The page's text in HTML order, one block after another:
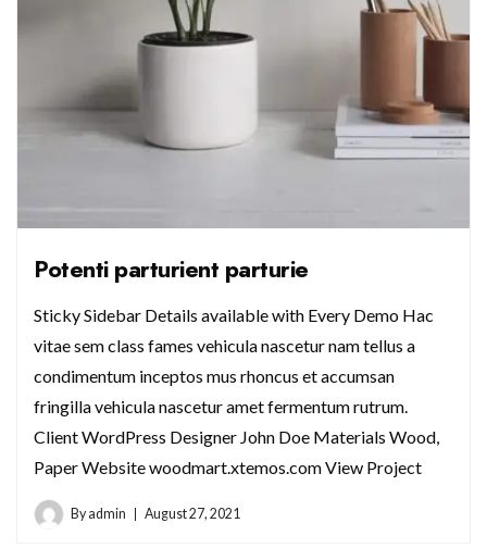
Potenti parturient parturie
Sticky Sidebar Details available with Every Demo Hac
vitae sem class fames vehicula nascetur nam tellus a
condimentum inceptos mus rhoncus et accumsan
fringilla vehicula nascetur amet fermentum rutrum.
Client WordPress Designer John Doe Materials Wood,
Paper Website woodmart.xtemos.com View Project
By admin August 27, 2021